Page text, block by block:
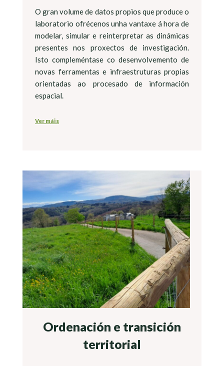
O gran volume de datos propios que produce o
laboratorio ofrécenos unha vantaxe á hora de
modelar, simular e reinterpretar as dinámicas
presentes nos proxectos de investigación.
Isto compleméntase co desenvolvemento de
novas ferramentas e infraestruturas propias
orientadas ao procesado de información
espacial.
Ver máis
Ordenación e transición
territorial